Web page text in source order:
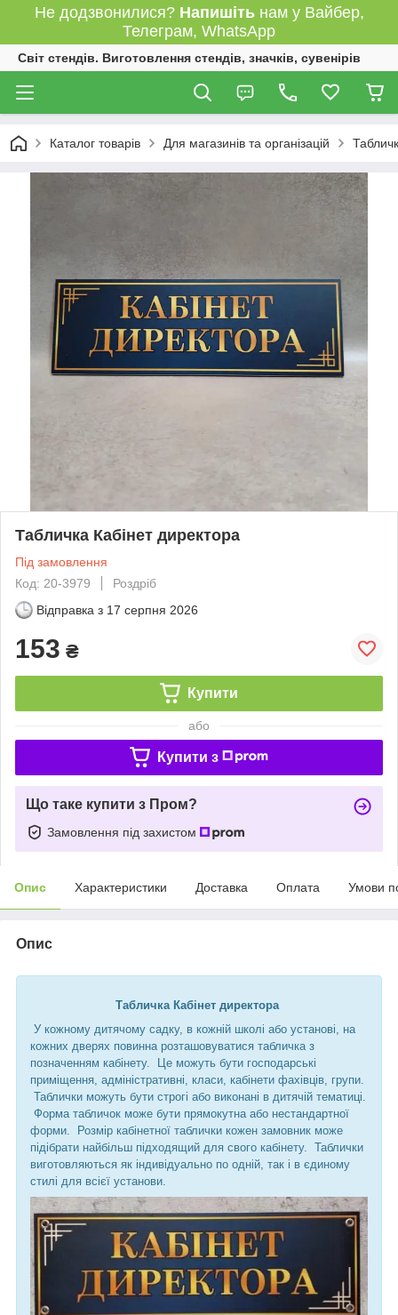
Не додзвонилися? Напишітьнам у Вайбер,
Телеграм, WhatsApp
Світ стендів. Виготовлення стендів, значків, сувенірів
Каталог товарів Для магазинів та організацій
Табличка Кабінет директора
Під замовлення
Код: 20-3979
Роздріб
Відправка з 17 серпня 2026
153 ₴
Купити
або
Купити з
Що таке купити з Пром?
Замовлення під захистом
Опис Характеристики Доставка Оплата Умови
Опис
Табличка Кабінет директора
У кожному дитячому садку, в кожній школі або установі, на
кожних дверях повинна розташовуватися табличка з
позначенням кабінету. Це можуть бути господарські
приміщення, адміністративні, класи, кабінети фахівців, групи.
Таблички можуть бути строгі або виконані в дитячій тематиці.
Форма табличок може бути прямокутна або нестандартної
форми. Розмір кабінетної таблички кожен замовник може
підібрати найбільш підходящий для свого кабінету. Таблички
виготовляються як індивідуально по одній, так і в єдиному
стилі для всієї установи.